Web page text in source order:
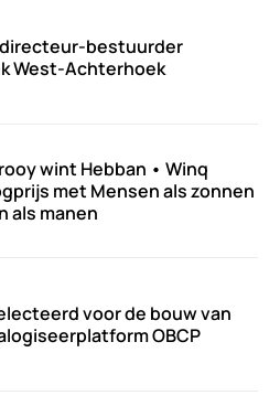
bestuurder
West-Achterhoek
wint Hebban • Winq
met Mensen als zonnen
als manen
voor de bouw van
OBCP